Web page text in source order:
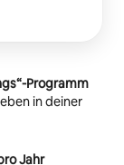
Programm
in deiner
Jahr